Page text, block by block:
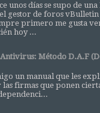
unos días se supo de
gestor de foros
primero me gusta
hoy ...
Método D.A.F
un manual que les
las firmas que ponen